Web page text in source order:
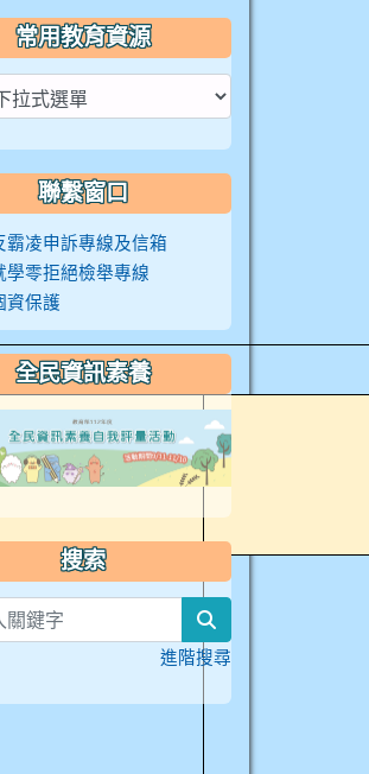
結一覽表
版
常用教育資源
聯繫窗口
霸凌申訴專線及信箱
學零拒絕檢舉專線
資保護
全民資訊素養
搜索
進階搜尋